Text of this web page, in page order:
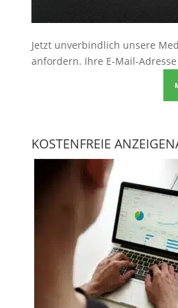
Jetzt unverbindlich unsere
anfordern. Ihre E-Mail-
KOSTENFREIE